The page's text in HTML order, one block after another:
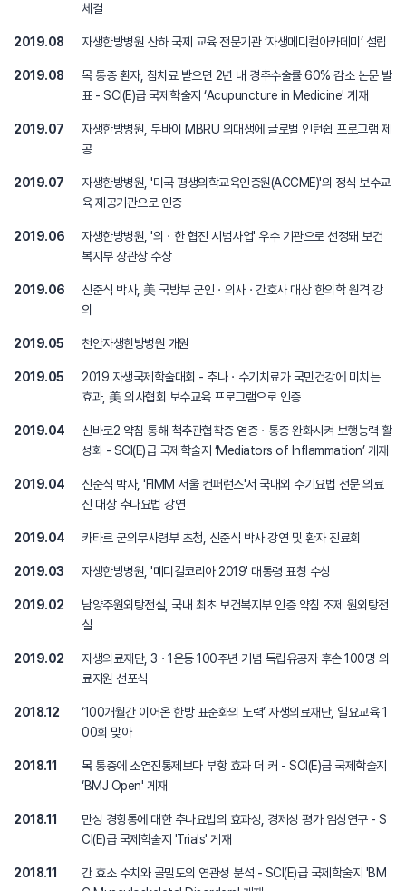
체결
2019.08 자생한방병원 산하 국제 교육 전문기관 ‘자생메디컬아카데미’ 설립
2019.08
목 통증 환자, 침치료 받으면 2년 내 경추수술률 60% 감소 논문 발
표 - SCI(E)급 국제학술지 ‘Acupuncture in Medicine' 게재
2019.07
자생한방병원, 두바이 MBRU 의대생에 글로벌 인턴쉽 프로그램 제
공
2019.07
자생한방병원, '미국 평생의학교육인증원(ACCME)'의 정식 보수교
육 제공기관으로 인증
2019.06
자생한방병원, '의ㆍ한 협진 시범사업' 우수 기관으로 선정돼 보건
복지부 장관상 수상
2019.06
신준식 박사, 美 국방부 군인ㆍ의사ㆍ간호사 대상 한의학 원격 강
의
2019.05 천안자생한방병원 개원
2019.05
2019 자생국제학술대회 - 추나ㆍ수기치료가 국민건강에 미치는
효과, 美 의사협회 보수교육 프로그램으로 인증
2019.04
신바로2 약침 통해 척추관협착증 염증ㆍ통증 완화시켜 보행능력 활
성화 - SCI(E)급 국제학술지 ‘Mediators of Inflammation’ 게재
2019.04
신준식 박사, 'FIMM 서울 컨퍼런스'서 국내외 수기요법 전문 의료
진 대상 추나요법 강연
2019.04 카타르 군의무사령부 초청, 신준식 박사 강연 및 환자 진료회
2019.03 자생한방병원, '메디컬코리아 2019' 대통령 표창 수상
2019.02
남양주원외탕전실, 국내 최초 보건복지부 인증 약침 조제 원외탕전
실
2019.02
자생의료재단, 3ㆍ1운동 100주년 기념 독립유공자 후손 100명 의
료지원 선포식
2018.12
‘100개월간 이어온 한방 표준화의 노력’ 자생의료재단, 일요교육 1
00회 맞아
2018.11
목 통증에 소염진통제보다 부항 효과 더 커 - SCI(E)급 국제학술지
‘BMJ Open' 게재
2018.11
만성 경항통에 대한 추나요법의 효과성, 경제성 평가 임상연구 - S
CI(E)급 국제학술지 'Trials' 게재
2018.11
간 효소 수치와 골밀도의 연관성 분석 - SCI(E)급 국제학술지 'BM